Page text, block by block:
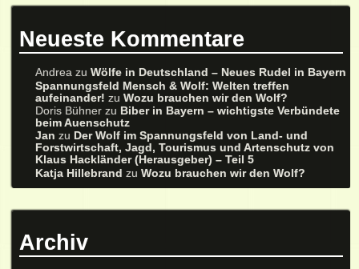
Neueste Kommentare
Andrea zuWölfe in Deutschland – Neues Rudel in Bayern
Spannungsfeld Mensch & Wolf: Welten treffen
aufeinander! zuWozu brauchen wir den Wolf?
Doris Bühner zu Biber in Bayern – wichtigste Verbündete
beim Auenschutz
Jan zu Der Wolf im Spannungsfeld von Land- und
Forstwirtschaft, Jagd, Tourismus und Artenschutz von
Klaus Hackländer (Herausgeber) – Teil 5
Katja Hillebrand zuWozu brauchen wir den Wolf?
Archiv